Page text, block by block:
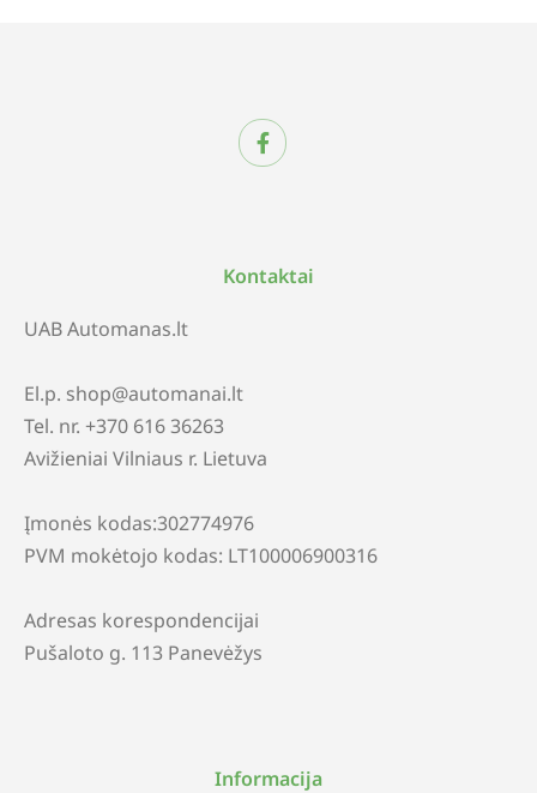
Kontaktai
UAB Automanas.lt
El.p. shop@automanai.lt
Tel. nr. +370 616 36263
Avižieniai Vilniaus r. Lietuva
Įmonės kodas:302774976
PVM mokėtojo kodas: LT100006900316
Adresas korespondencijai
Pušaloto g. 113 Panevėžys
Informacija